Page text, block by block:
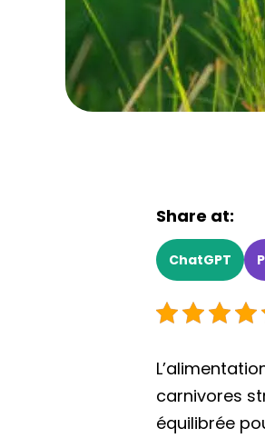
Share at:
ChatGPT
carnivores
équilibrée